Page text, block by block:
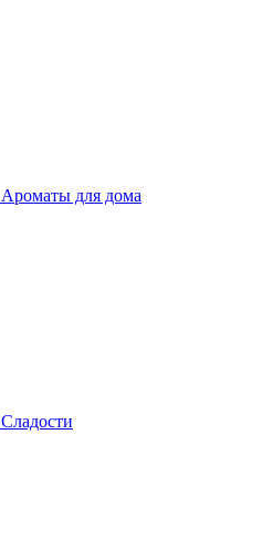
Ароматы для дома
Сладости